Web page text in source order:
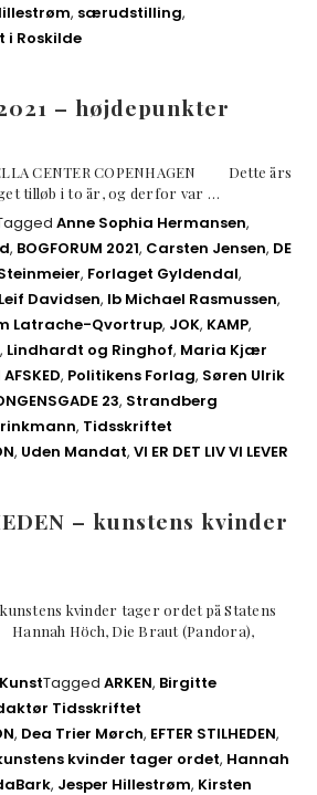
, særudstilling,
i Roskilde
– højdepunkter
CENTER COPENHAGEN Dette års
tilløb i to år, og derfor var …
Anne Sophia Hermansen,
, BOGFORUM 2021, Carsten Jensen, DE
, Forlaget Gyldendal,
Davidsen, Ib Michael Rasmussen,
Latrache-Qvortrup, JOK, KAMP,
, Lindhardt og Ringhof, Maria Kjær
, Politikens Forlag, Søren Ulrik
23, Strandberg
, Tidsskriftet
, Uden Mandat, VI ER DET LIV VI LEVER
– kunstens kvinder
kunstens kvinder tager ordet på Statens
Höch, Die Braut (Pandora),
KunstTagged ARKEN, Birgitte
Tidsskriftet
, Dea Trier Mørch, EFTER STILHEDEN,
kunstens kvinder tager ordet, Hannah
, Jesper Hillestrøm, Kirsten